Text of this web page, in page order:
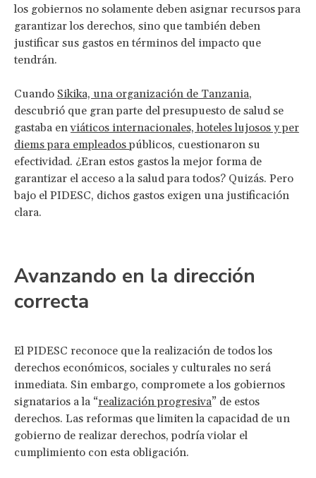
los gobiernos no solamente deben asignar recursos para
garantizar los derechos, sino que también deben
justificar sus gastos en términos del impacto que
tendrán.
Cuando Sikika, una organización de Tanzania,
descubrió que gran parte del presupuesto de salud se
gastaba enviáticos internacionales, hoteles lujosos y per
diems para empleadospúblicos, cuestionaron su
efectividad. ¿Eran estos gastos la mejor forma de
garantizar el acceso a la salud para todos? Quizás. Pero
bajo el PIDESC, dichos gastos exigen una justificación
clara.
Avanzando en la dirección
correcta
El PIDESC reconoce que la realización de todos los
derechos económicos, sociales y culturales no será
inmediata. Sin embargo, compromete a los gobiernos
signatarios a la “realización progresiva” de estos
derechos. Las reformas que limiten la capacidad de un
gobierno de realizar derechos, podría violar el
cumplimiento con esta obligación.